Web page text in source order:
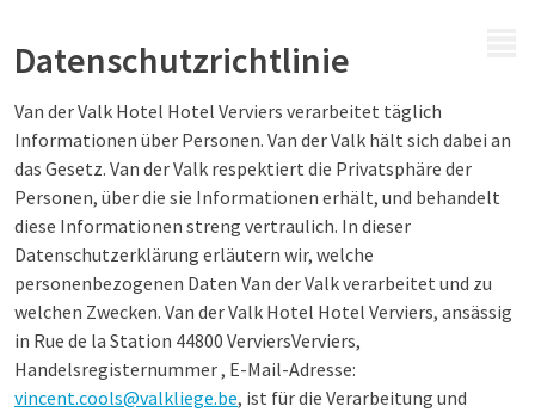
Datenschutzrichtlinie
Van der Valk Hotel Hotel Verviers verarbeitet täglich
Informationen über Personen. Van der Valk hält sich dabei an
das Gesetz. Van der Valk respektiert die Privatsphäre der
Personen, über die sie Informationen erhält, und behandelt
diese Informationen streng vertraulich. In dieser
Datenschutzerklärung erläutern wir, welche
personenbezogenen Daten Van der Valk verarbeitet und zu
welchen Zwecken. Van der Valk Hotel Hotel Verviers, ansässig
in Rue de la Station 44800 VerviersVerviers,
Handelsregisternummer , E-Mail-Adresse:
vincent.cools@valkliege.be, ist für die Verarbeitung und